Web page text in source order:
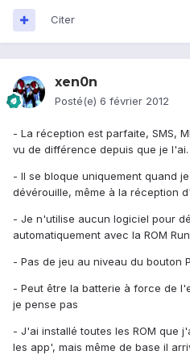
Citer
xen0n
Posté(e) 6 février 2012
- La réception est parfaite, SMS,
vu de différence depuis que je l'ai.
- Il se bloque uniquement quand
dévérouille, même à la réception
- Je n'utilise aucun logiciel pour
automatiquement avec la ROM
- Pas de jeu au niveau du bouton
- Peut être la batterie à force de
je pense pas
- J'ai installé toutes les ROM que
les app', mais même de base il